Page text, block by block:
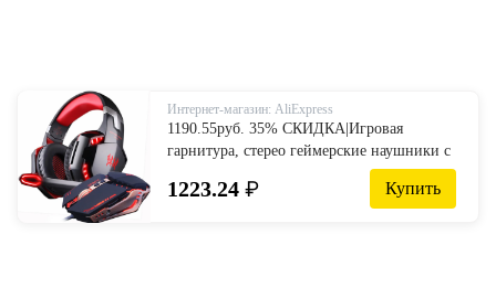
Интернет-магазин: AliExpress
1190.55руб. 35% СКИДКА|Игровая
гарнитура, стерео геймерские наушники с
микрофоном, наушники + игровая мышь,
4000 dpi, регулируемые геймерские мыши,
1223.24 ₽ Купить